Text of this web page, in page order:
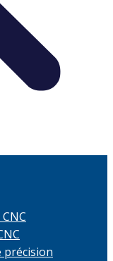
précision